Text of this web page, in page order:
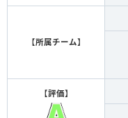
【所属チーム】
【評価】